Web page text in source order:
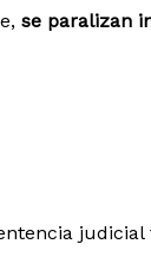
se paralizan